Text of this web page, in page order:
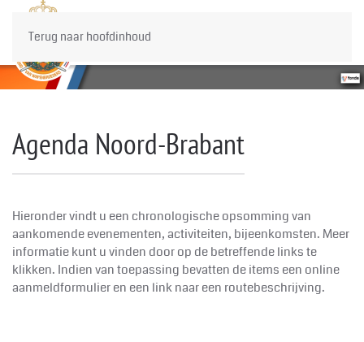
Terug naar hoofdinhoud
Agenda Noord-Brabant
Hieronder vindt u een chronologische opsomming van
aankomende evenementen, activiteiten, bijeenkomsten. Meer
informatie kunt u vinden door op de betreffende links te
klikken. Indien van toepassing bevatten de items een online
aanmeldformulier en een link naar een routebeschrijving.